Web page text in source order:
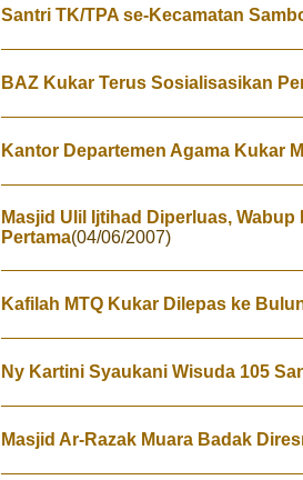
Santri TK/TPA se-Kecamatan
BAZ Kukar Terus Sosialisasikan
Kantor Departemen Agama Kukar
Masjid Ulil Ijtihad Diperluas,
Pertama(04/06/2007)
Kafilah MTQ Kukar Dilepas ke
Ny Kartini Syaukani Wisuda 105
Masjid Ar-Razak Muara Badak